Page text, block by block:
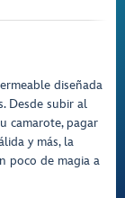
diseñada
Desde subir al
camarote, pagar
y más, la
poco de magia a